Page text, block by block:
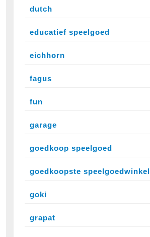
dutch
educatief speelgoed
eichhorn
fagus
fun
garage
goedkoop speelgoed
goedkoopste speelgoedwinkel
goki
grapat